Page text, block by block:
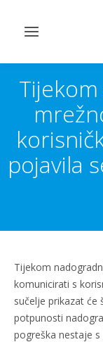
Toggle
pojavila
Tijekom
komunicirati s
sučelje prikazat će
potpunosti
pogreška nestaje